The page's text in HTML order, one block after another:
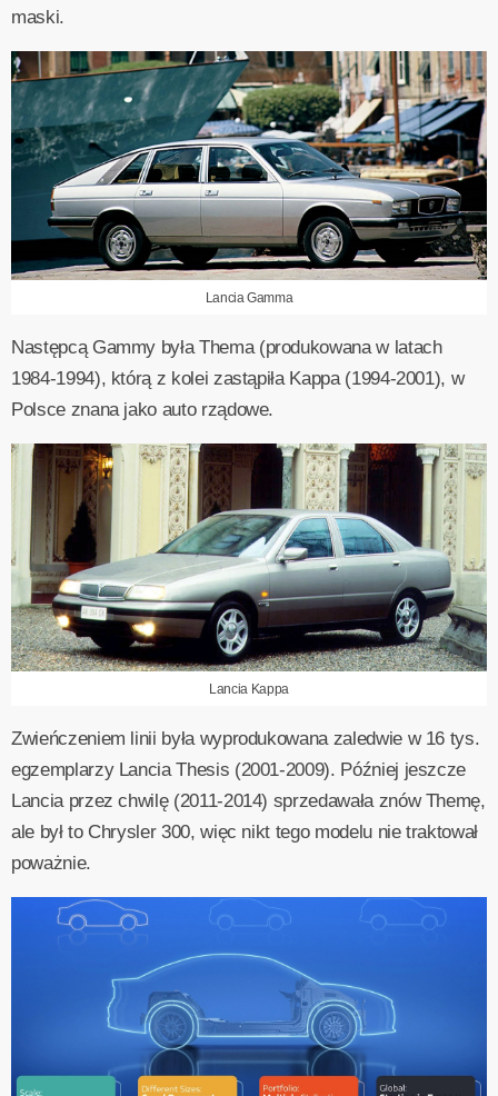
maski.
Lancia Gamma
Następcą Gammy była Thema (produkowana w latach
1984-1994), którą z kolei zastąpiła Kappa (1994-2001), w
Polsce znana jako auto rządowe.
Lancia Kappa
Zwieńczeniem linii była wyprodukowana zaledwie w 16 tys.
egzemplarzy Lancia Thesis (2001-2009). Później jeszcze
Lancia przez chwilę (2011-2014) sprzedawała znów Themę,
ale był to Chrysler 300, więc nikt tego modelu nie traktował
poważnie.